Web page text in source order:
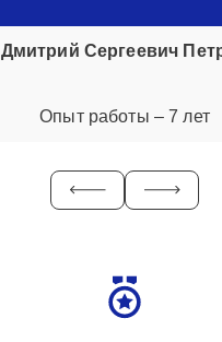
Дмитрий Сергеевич
Опыт работы – 7 лет